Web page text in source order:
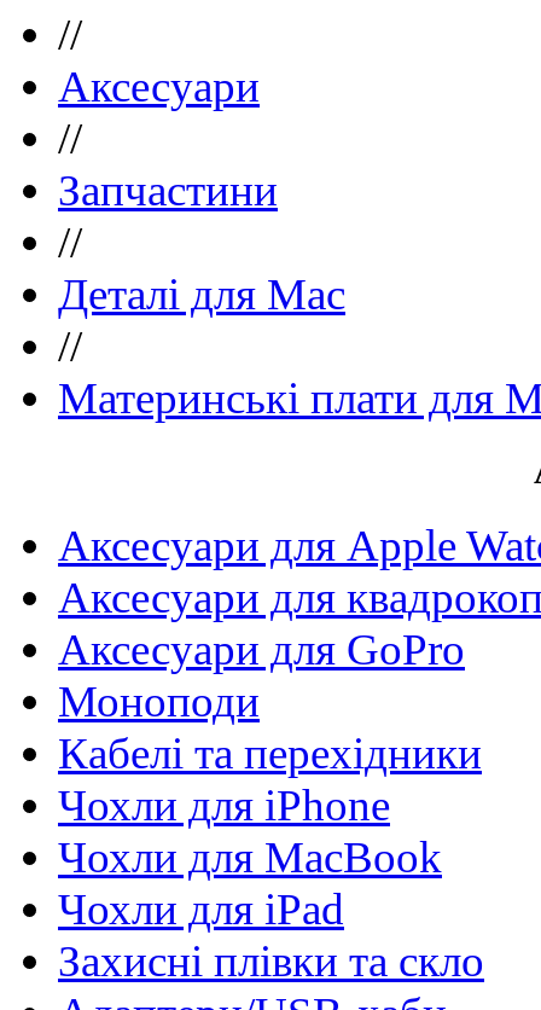
//
Аксесуари
//
Запчастини
//
Деталі для Mac
//
Материнські плати для
Аксесуари для Apple
Аксесуари для
Аксесуари для GoPro
Моноподи
Кабелі та перехідники
Чохли для iPhone
Чохли для MacBook
Чохли для iPad
Захисні плівки та скло